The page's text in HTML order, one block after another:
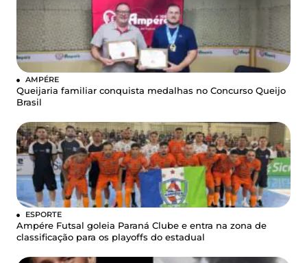
AMPÉRE
Queijaria familiar conquista medalhas no Concurso Queijo
Brasil
ESPORTE
Ampére Futsal goleia Paraná Clube e entra na zona de
classificação para os playoffs do estadual